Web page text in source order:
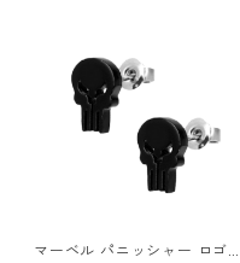
マーベル パニッシャー ロゴス